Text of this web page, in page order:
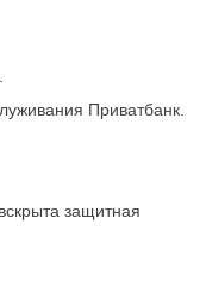
Приватбанк.
защитная